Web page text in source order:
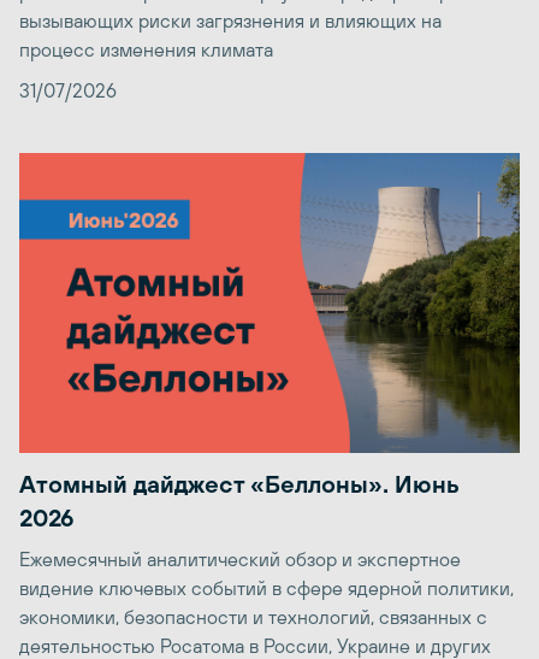
вызывающих риски загрязнения и влияющих на
процесс изменения климата
31/07/2026
Атомный дайджест «Беллоны». Июнь
2026
Ежемесячный аналитический обзор и экспертное
видение ключевых событий в сфере ядерной политики,
экономики, безопасности и технологий, связанных с
деятельностью Росатома в России, Украине и других